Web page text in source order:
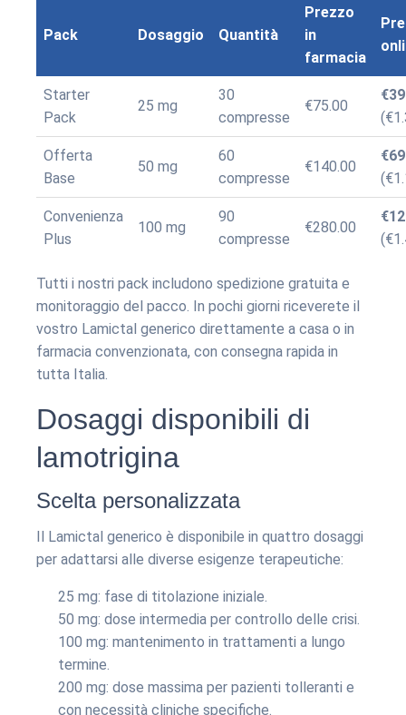
Pack Dosaggio Quantità
Prezzo
in
farmacia
Starter
Pack
25 mg
30
compresse
€75.00
Offerta
Base
50 mg
60
compresse
€140.00
Convenienza
Plus
100 mg
90
compresse
€280.00
Tutti i nostri pack includono spedizione gratuita e
monitoraggio del pacco. In pochi giorni riceverete il
vostro Lamictal generico direttamente a casa o in
farmacia convenzionata, con consegna rapida in
tutta Italia.
Dosaggi disponibili di
lamotrigina
Scelta personalizzata
Il Lamictal generico è disponibile in quattro dosaggi
per adattarsi alle diverse esigenze terapeutiche:
25 mg: fase di titolazione iniziale.
50 mg: dose intermedia per controllo delle crisi.
100 mg: mantenimento in trattamenti a lungo
termine.
200 mg: dose massima per pazienti tolleranti e
con necessità cliniche specifiche.